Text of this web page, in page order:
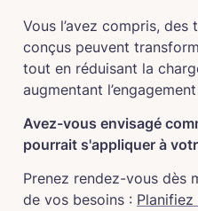
Vous l’avez compris,
conçus peuvent
tout en réduisant la
augmentant
Avez-vous envisagé
pourrait s'appliquer à
Prenez rendez-vous dès
de vos besoins :